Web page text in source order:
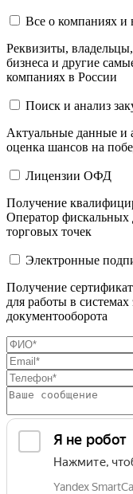
Все о компаниях и
Реквизиты,
бизнеса и другие
компаниях в России
Поиск и анализ
Актуальные данные и
оценка шансов на
Лицензии ОФД
Получение
Оператор
торговых точек
Электронные
Получение
для работы в
документооборота